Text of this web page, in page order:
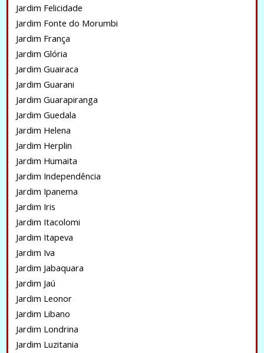
Jardim Felicidade
Jardim Fonte do Morumbi
Jardim França
Jardim Glória
Jardim Guairaca
Jardim Guarani
Jardim Guarapiranga
Jardim Guedala
Jardim Helena
Jardim Herplin
Jardim Humaita
Jardim Independência
Jardim Ipanema
Jardim Iris
Jardim Itacolomi
Jardim Itapeva
Jardim Iva
Jardim Jabaquara
Jardim Jaú
Jardim Leonor
Jardim Libano
Jardim Londrina
Jardim Luzitania